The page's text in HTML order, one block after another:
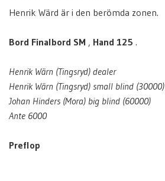
Henrik Wärd är i den berömda zonen.
Bord Finalbord SM , Hand 125 .
Henrik Wärn (Tingsryd) dealer
Henrik Wärn (Tingsryd) small blind (30000)
Johan Hinders (Mora) big blind (60000)
Ante 6000
Preflop